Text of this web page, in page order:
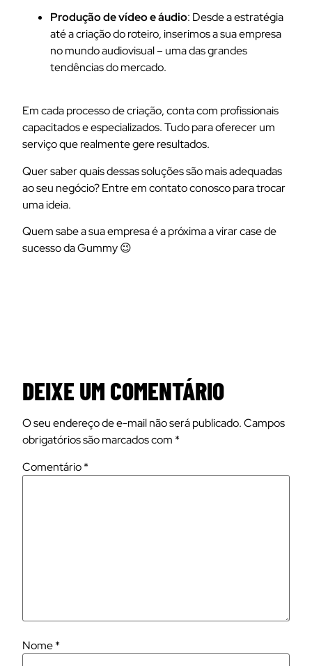
Produção de vídeo e áudio: Desde a estratégia
até a criação do roteiro, inserimos a sua empresa
no mundo audiovisual – uma das grandes
tendências do mercado.
Em cada processo de criação, conta com profissionais
capacitados e especializados. Tudo para oferecer um
serviço que realmente gere resultados.
Quer saber quais dessas soluções são mais adequadas
ao seu negócio? Entre em contato conosco para trocar
uma ideia.
Quem sabe a sua empresa é a próxima a virar case de
sucesso da Gummy 😉
DEIXE UM COMENTÁRIO
O seu endereço de e-mail não será publicado. Campos
obrigatórios são marcados com *
Comentário*
Nome*